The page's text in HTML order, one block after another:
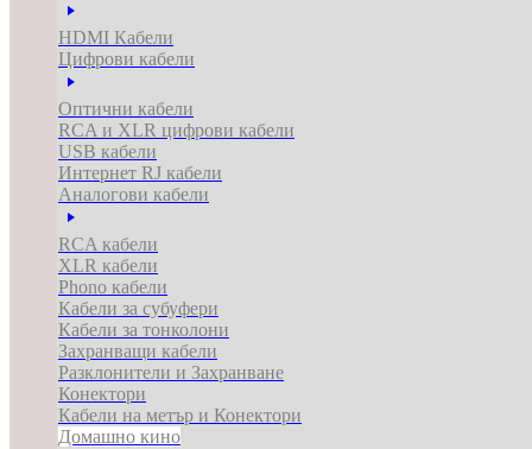
HDMI Кабели
Цифрови кабели
Оптични кабели
RCA и XLR цифрови кабели
USB кабели
Интернет RJ кабели
Аналогови кабели
RCA кабели
XLR кабели
Phono кабели
Кабели за субуфери
Кабели за тонколони
Захранващи кабели
Разклонители и Захранване
Конектори
Кабели на метър и Конектори
Домашно кино